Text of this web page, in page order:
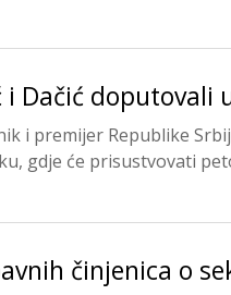
i Dačić doputovali
i premijer Republike
gdje će prisustvovati
činjenica o